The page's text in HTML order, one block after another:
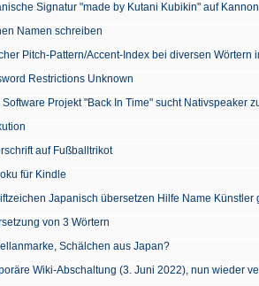
Signatur "made by Kutani Kubikin" auf
Namen schreiben
Pitch-Pattern/Accent-Index bei diversen Wörtern
Restrictions Unknown
Software Projekt "Back In Time" sucht Nativspeaker
auf Fußballtrikot
für Kindle
Japanisch übersetzen Hilfe Name Künstler
von 3 Wörtern
Schälchen aus Japan?
Wiki-Abschaltung (3. Juni 2022), nun wieder